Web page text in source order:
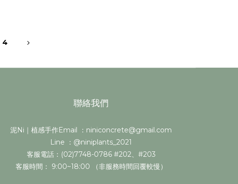
4
聯絡我們
泥Ni｜植感手作Email ：niniconcrete@gmail.com
Line ：@niniplants_2021
客服電話：(02)7748-0786 #202、#203
客服時間： 9:00~18:00 （非服務時間回覆較慢）